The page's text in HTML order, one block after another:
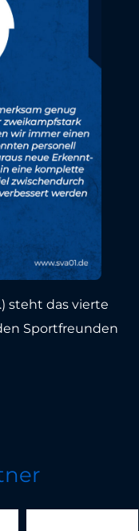
steht das vierte
Sportfreunden